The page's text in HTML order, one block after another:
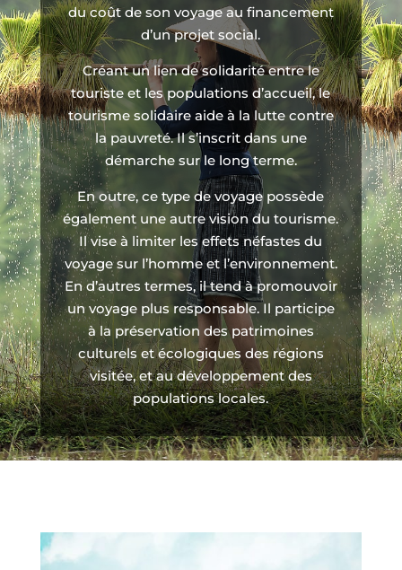
du coût de son voyage au financement
d’un projet social.
Créant un lien de solidarité entre le
touriste et les populations d’accueil, le
tourisme solidaire aide à la lutte contre
la pauvreté. Il s’inscrit dans une
démarche sur le long terme.
En outre, ce type de voyage possède
également une autre vision du tourisme.
Il vise à limiter les effets néfastes du
voyage sur l’homme et l’environnement.
En d’autres termes, il tend à promouvoir
un voyage plus responsable. Il participe
à la préservation des patrimoines
culturels et écologiques des régions
visitée, et au développement des
populations locales.